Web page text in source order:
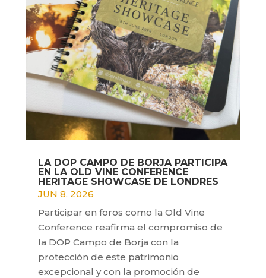
LA DOP CAMPO DE BORJA PARTICIPA
EN LA OLD VINE CONFERENCE
HERITAGE SHOWCASE DE LONDRES
JUN 8, 2026
Participar en foros como la Old Vine
Conference reafirma el compromiso de
la DOP Campo de Borja con la
protección de este patrimonio
excepcional y con la promoción de